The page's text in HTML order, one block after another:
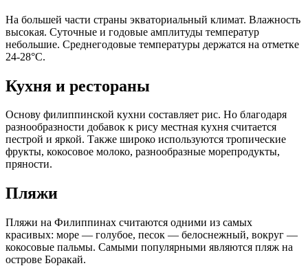
На большей части страны экваториальный климат. Влажность
высокая. Суточные и годовые амплитуды температур
небольшие. Среднегодовые температуры держатся на отметке
24-28°C.
Кухня и рестораны
Основу филиппинской кухни составляет рис. Но благодаря
разнообразности добавок к рису местная кухня считается
пестрой и яркой. Также широко используются тропические
фрукты, кокосовое молоко, разнообразные морепродукты,
пряности.
Пляжи
Пляжи на Филиппинах считаются одними из самых
красивых: море — голубое, песок — белоснежный, вокруг —
кокосовые пальмы. Самыми популярными являются пляж на
острове Боракай.